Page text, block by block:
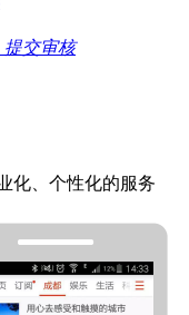
提交审核
化、个性化的服务